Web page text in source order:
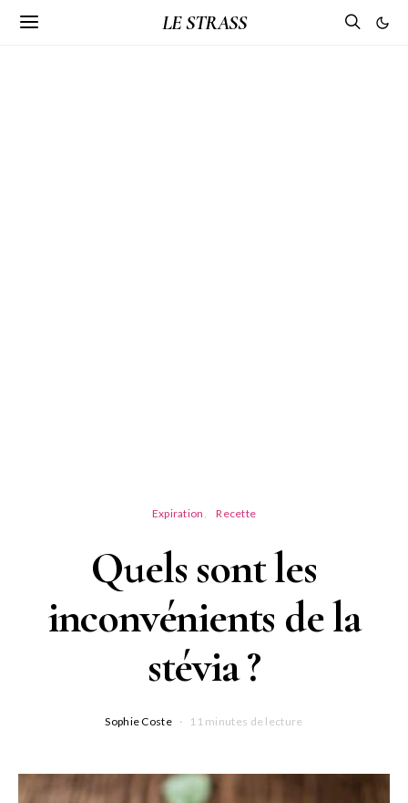
LE STRASS
Expiration Recette
Quels sont les
inconvénients de la
stévia ?
Sophie Coste 11 minutes de lecture